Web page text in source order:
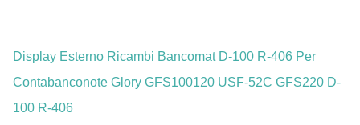
Display Esterno Ricambi Bancomat D-100 R-406 Per
Contabanconote Glory GFS100120 USF-52C GFS220 D-
100 R-406